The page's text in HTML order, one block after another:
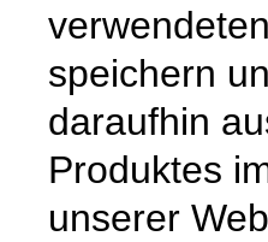
speichern
daraufhin
Produktes
unserer